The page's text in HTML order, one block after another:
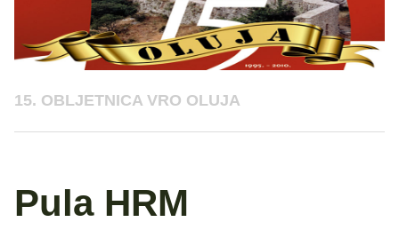
15. OBLJETNICA VRO OLUJA
Pula HRM